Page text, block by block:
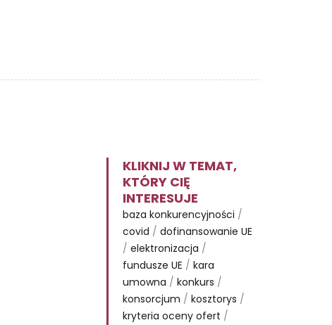
KLIKNIJ W TEMAT,
KTÓRY CIĘ
INTERESUJE
baza konkurencyjności /
covid / dofinansowanie UE
/ elektronizacja /
fundusze UE / kara
umowna / konkurs /
konsorcjum / kosztorys /
kryteria oceny ofert /